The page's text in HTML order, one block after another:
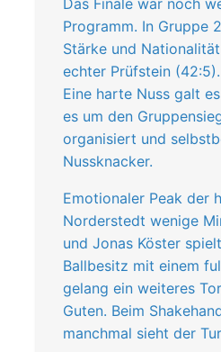
Das Finale war noch
Programm. In Gruppe
Stärke und
echter Prüfstein
Eine harte Nuss galt
es um den
organisiert und
Nussknacker.
Emotionaler Peak der
Norderstedt wenige
und Jonas Köster
Ballbesitz mit einem
gelang ein weiteres
Guten. Beim
manchmal sieht der